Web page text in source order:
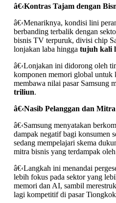
â€‹Kontras Tajam dengan
â€‹Menariknya, kondisi lini
berbanding terbalik dengan
bisnis TV terpuruk, divisi chip
lonjakan laba hingga tujuh kali
â€‹Lonjakan ini didorong oleh
komponen memori global untuk
membawa nilai pasar Samsung
triliun.
â€‹Nasib Pelanggan dan Mitra
â€‹Samsung menyatakan
dampak negatif bagi konsumen
sedang mempelajari skema
mitra bisnis yang terdampak
â€‹Langkah ini menandai
lebih fokus pada sektor yang
memori dan AI, sambil
lagi kompetitif di pasar